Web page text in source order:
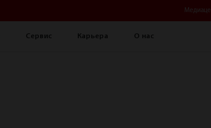
Сервис Карьера О нас